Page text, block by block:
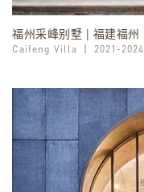
福州采峰别墅 | 福建福州
Caifeng Villa 2021-2024